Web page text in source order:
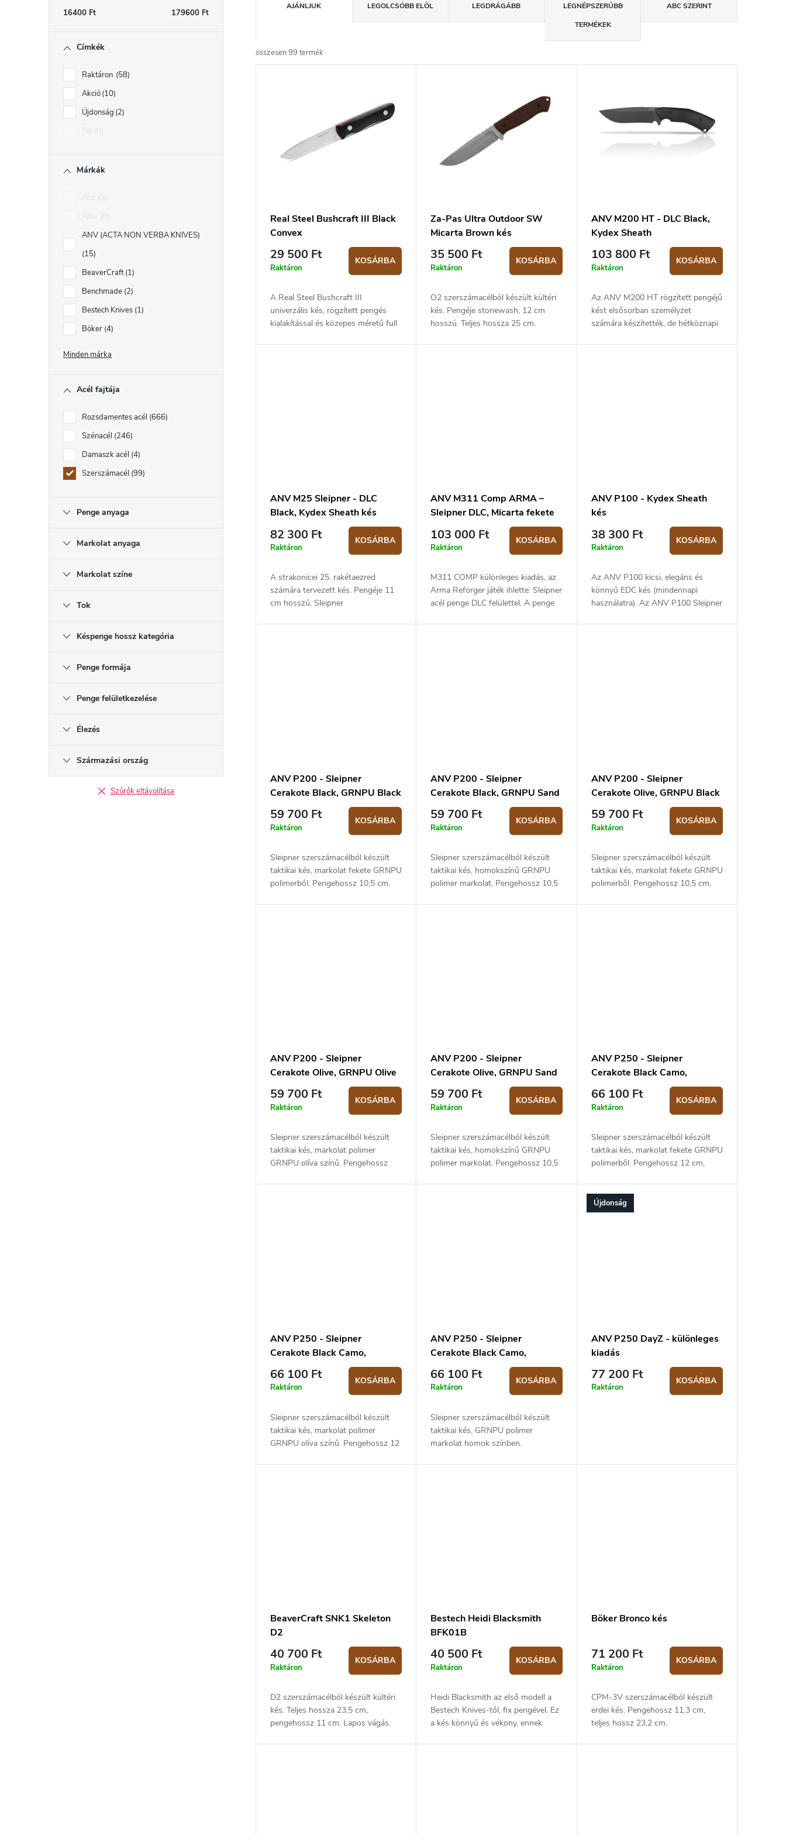
16400 Ft 179600 Ft
Címkék
Raktáron 58
Akció 10
Újdonság 2
Márkák
ANV (ACTA NON VERBA KNIVES)
15
BeaverCraft 1
Benchmade 2
Bestech Knives 1
Böker 4
Minden márka
Acél fajtája
Rozsdamentes acél 666
Szénacél 246
Damaszk acél 4
Szerszámacél 99
Penge anyaga
Markolat anyaga
Markolat színe
Tok
Késpenge hossz kategória
Penge formája
Penge felületkezelése
Élezés
Származási ország
Szűrők eltávolítása
r
m
AJÁNLJUK LEGOLCSÓBB ELÖL LEGDRÁGÁBB
LEGNÉPSZERŰBB
TERMÉKEK
ABC SZERINT
összesen99 termék
a
Real Steel Bushcraft III Black
Convex
29 500 Ft
Raktáron
KOSÁRBA
A Real Steel Bushcraft III
univerzális kés, rögzített pengés
kialakítással és közepes méretű full
Za-Pas Ultra Outdoor SW
Micarta Brown kés
35 500 Ft
Raktáron
KOSÁRBA
O2 szerszámacélból készült kültéri
kés. Pengéje stonewash, 12 cm
hosszú. Teljes hossza 25 cm.
ANV M200 HT - DLC Black,
Kydex Sheath
103 800 Ft
Raktáron
KOSÁRBA
Az ANV M200 HT rögzített pengéjű
kést elsősorban személyzet
számára készítették, de hétköznapi
ANV M25 Sleipner - DLC
Black, Kydex Sheath kés
82 300 Ft
Raktáron
KOSÁRBA
A strakonicei 25. rakétaezred
számára tervezett kés. Pengéje 11
cm hosszú, Sleipner
ANV M311 Comp ARMA –
Sleipner DLC, Micarta fekete
kés
103 000 Ft
Raktáron
KOSÁRBA
M311 COMP különleges kiadás, az
Arma Reforger játék ihlette. Sleipner
acél penge DLC felülettel. A penge
ANV P100 - Kydex Sheath
kés
38 300 Ft
Raktáron
KOSÁRBA
Az ANV P100 kicsi, elegáns és
könnyű EDC kés (mindennapi
használatra). Az ANV P100 Sleipner
ANV P200 - Sleipner
Cerakote Black, GRNPU Black
59 700 Ft
Raktáron
KOSÁRBA
Sleipner szerszámacélból készült
taktikai kés, markolat fekete GRNPU
polimerből. Pengehossz 10,5 cm,
ANV P200 - Sleipner
Cerakote Black, GRNPU Sand
59 700 Ft
Raktáron
KOSÁRBA
Sleipner szerszámacélból készült
taktikai kés, homokszínű GRNPU
polimer markolat. Pengehossz 10,5
ANV P200 - Sleipner
Cerakote Olive, GRNPU Black
59 700 Ft
Raktáron
KOSÁRBA
Sleipner szerszámacélból készült
taktikai kés, markolat fekete GRNPU
polimerből. Pengehossz 10,5 cm,
ANV P200 - Sleipner
Cerakote Olive, GRNPU Olive
59 700 Ft
Raktáron
KOSÁRBA
Sleipner szerszámacélból készült
taktikai kés, markolat polimer
GRNPU olíva színű. Pengehossz
ANV P200 - Sleipner
Cerakote Olive, GRNPU Sand
59 700 Ft
Raktáron
KOSÁRBA
Sleipner szerszámacélból készült
taktikai kés, homokszínű GRNPU
polimer markolat. Pengehossz 10,5
ANV P250 - Sleipner
Cerakote Black Camo,
GRNPU Black
66 100 Ft
Raktáron
KOSÁRBA
Sleipner szerszámacélból készült
taktikai kés, markolat fekete GRNPU
polimerből. Pengehossz 12 cm,
ANV P250 - Sleipner
Cerakote Black Camo,
GRNPU Olive
66 100 Ft
Raktáron
KOSÁRBA
Sleipner szerszámacélból készült
taktikai kés, markolat polimer
GRNPU olíva színű. Pengehossz 12
ANV P250 - Sleipner
Cerakote Black Camo,
GRNPU Sand
66 100 Ft
Raktáron
KOSÁRBA
Sleipner szerszámacélból készült
taktikai kés, GRNPU polimer
markolat homok színben.
Újdonság
ANV P250 DayZ - különleges
kiadás
77 200 Ft
Raktáron
KOSÁRBA
BeaverCraft SNK1 Skeleton
D2
40 700 Ft
Raktáron
KOSÁRBA
D2 szerszámacélból készült kültéri
kés. Teljes hossza 23,5 cm,
pengehossz 11 cm. Lapos vágás.
Bestech Heidi Blacksmith
BFK01B
40 500 Ft
Raktáron
KOSÁRBA
Heidi Blacksmith az első modell a
Bestech Knives-től, fix pengével. Ez
a kés könnyű és vékony, ennek
Böker Bronco kés
71 200 Ft
Raktáron
KOSÁRBA
CPM-3V szerszámacélból készült
erdei kés. Pengehossz 11,3 cm,
teljes hossz 23,2 cm.